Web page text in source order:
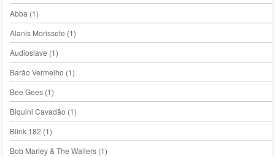
Abba (1)
Alanis Morissete (1)
Audioslave (1)
Barão Vermelho (1)
Bee Gees(1)
Biquini Cavadão (1)
Blink 182 (1)
Bob Marley & The Wailers(1)